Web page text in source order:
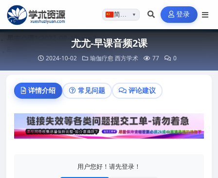
简体…▼ 登录
尤尤-早课音频2课
2024-10-02 瑜伽疗愈 西方学术 77 0
详情介绍 常见问题 评论建议
用户您好！请先登录！